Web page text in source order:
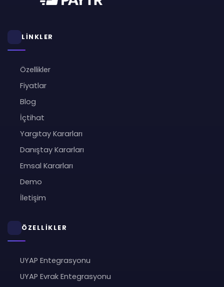
LİNKLER
Özellikler
Fiyatlar
Blog
İçtihat
Yargıtay Kararları
Danıştay Kararları
Emsal Kararları
Demo
İletişim
ÖZELLİKLER
UYAP Entegrasyonu
UYAP Evrak Entegrasyonu